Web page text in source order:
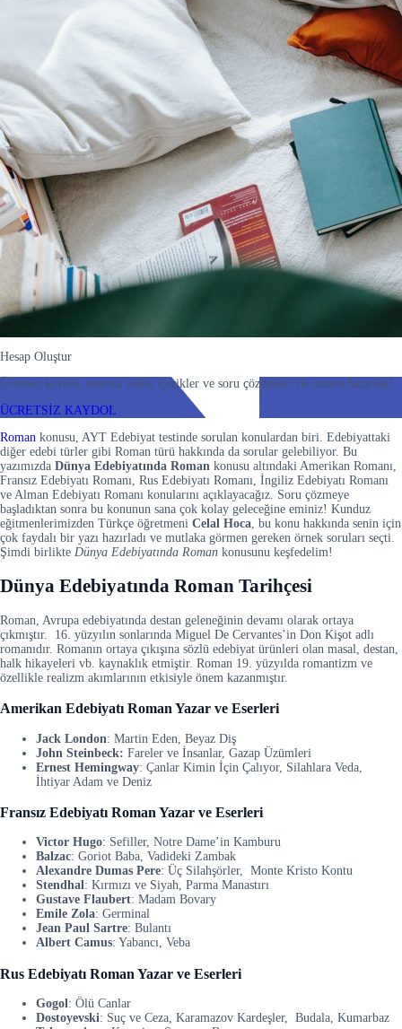
Hesap Oluştur
Ücretsiz kaydol, sınırsız video içerikler ve soru çözümleri ile sınava hazırlan!
ÜCRETSİZ KAYDOL
Roman konusu, AYT Edebiyat testinde sorulan konulardan biri. Edebiyattaki
diğer edebi türler gibi Roman türü hakkında da sorular gelebiliyor. Bu
yazımızda Dünya Edebiyatında Roman konusu altındaki Amerikan Romanı,
Fransız Edebiyatı Romanı, Rus Edebiyatı Romanı, İngiliz Edebiyatı Romanı
ve Alman Edebiyatı Romanı konularını açıklayacağız. Soru çözmeye
başladıktan sonra bu konunun sana çok kolay geleceğine eminiz! Kunduz
eğitmenlerimizden Türkçe öğretmeni Celal Hoca, bu konu hakkında senin için
çok faydalı bir yazı hazırladı ve mutlaka görmen gereken örnek soruları seçti.
Şimdi birlikte Dünya Edebiyatında Roman konusunu keşfedelim!
Dünya Edebiyatında Roman Tarihçesi
Roman, Avrupa edebiyatında destan geleneğinin devamı olarak ortaya
çıkmıştır. 16. yüzyılın sonlarında Miguel De Cervantes’in Don Kişot adlı
romanıdır. Romanın ortaya çıkışına sözlü edebiyat ürünleri olan masal, destan,
halk hikayeleri vb. kaynaklık etmiştir. Roman 19. yüzyılda romantizm ve
özellikle realizm akımlarının etkisiyle önem kazanmıştır.
Amerikan Edebiyatı Roman Yazar ve Eserleri
Jack London: Martin Eden, Beyaz Diş
John Steinbeck: Fareler ve İnsanlar, Gazap Üzümleri
Ernest Hemingway: Çanlar Kimin İçin Çalıyor, Silahlara Veda,
İhtiyar Adam ve Deniz
Fransız Edebiyatı Roman Yazar ve Eserleri
Victor Hugo: Sefiller, Notre Dame’in Kamburu
Balzac: Goriot Baba, Vadideki Zambak
Alexandre Dumas Pere: Üç Silahşörler, Monte Kristo Kontu
Stendhal: Kırmızı ve Siyah, Parma Manastırı
Gustave Flaubert: Madam Bovary
Emile Zola: Germinal
Jean Paul Sartre: Bulantı
Albert Camus: Yabancı, Veba
Rus Edebiyatı Roman Yazar ve Eserleri
Gogol: Ölü Canlar
Dostoyevski: Suç ve Ceza, Karamazov Kardeşler, Budala, Kumarbaz